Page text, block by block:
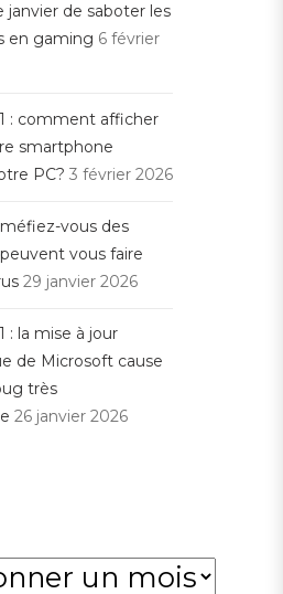
janvier de saboter les
en gaming 6 février
: comment afficher
smartphone
PC? 3 février 2026
vous des
peuvent vous faire
29 janvier 2026
: la mise à jour
de Microsoft cause
très
26 janvier 2026